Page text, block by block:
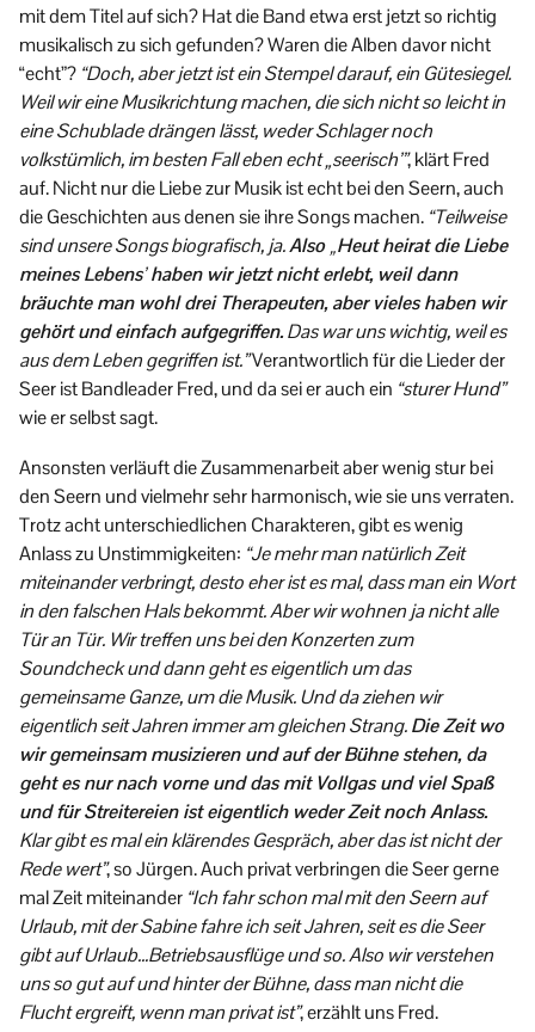
mit dem Titel auf sich? Hat die Band etwa erst jetzt so richtig
musikalisch zu sich gefunden? Waren die Alben davor nicht
“echt”? “Doch, aber jetzt ist ein Stempel darauf, ein Gütesiegel.
Weil wir eine Musikrichtung machen, die sich nicht so leicht in
eine Schublade drängen lässt, weder Schlager noch
volkstümlich, im besten Fall eben echt „seerisch’”, klärt Fred
auf. Nicht nur die Liebe zur Musik ist echt bei den Seern, auch
die Geschichten aus denen sie ihre Songs machen. “Teilweise
sind unsere Songs biografisch, ja.Also „Heut heirat die Liebe
meines Lebens’ haben wir jetzt nicht erlebt, weil dann
bräuchte man wohl drei Therapeuten, aber vieles haben wir
gehört und einfach aufgegriffen.Das war uns wichtig, weil es
aus dem Leben gegriffen ist.”Verantwortlich für die Lieder der
Seer ist Bandleader Fred, und da sei er auch ein “sturer Hund”
wie er selbst sagt.
Ansonsten verläuft die Zusammenarbeit aber wenig stur bei
den Seern und vielmehr sehr harmonisch, wie sie uns verraten.
Trotz acht unterschiedlichen Charakteren, gibt es wenig
Anlass zu Unstimmigkeiten: “Je mehr man natürlich Zeit
miteinander verbringt, desto eher ist es mal, dass man ein Wort
in den falschen Hals bekommt. Aber wir wohnen ja nicht alle
Tür an Tür. Wir treffen uns bei den Konzerten zum
Soundcheck und dann geht es eigentlich um das
gemeinsame Ganze, um die Musik. Und da ziehen wir
eigentlich seit Jahren immer am gleichen Strang.Die Zeit wo
wir gemeinsam musizieren und auf der Bühne stehen, da
geht es nur nach vorne und das mit Vollgas und viel Spaß
und für Streitereien ist eigentlich weder Zeit noch Anlass.
Klar gibt es mal ein klärendes Gespräch, aber das ist nicht der
Rede wert”, so Jürgen. Auch privat verbringen die Seer gerne
mal Zeit miteinander “Ich fahr schon mal mit den Seern auf
Urlaub, mit der Sabine fahre ich seit Jahren, seit es die Seer
gibt auf Urlaub…Betriebsausflüge und so. Also wir verstehen
uns so gut auf und hinter der Bühne, dass man nicht die
Flucht ergreift, wenn man privat ist”, erzählt uns Fred.